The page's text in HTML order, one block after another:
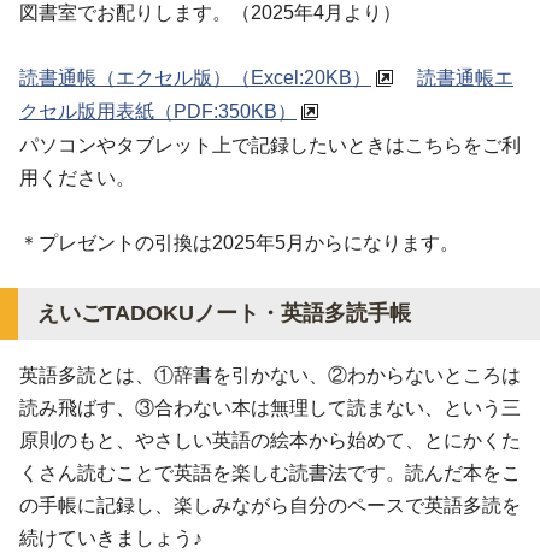
図書室でお配りします。（2025年4月より）
読書通帳（エクセル版） （Excel:20KB）
読書通帳エ
クセル版用表紙 （PDF:350KB）
パソコンやタブレット上で記録したいときはこちらをご利
用ください。
＊プレゼントの引換は2025年5月からになります。
えいごTADOKUノート ・ 英語多読手帳
英語多読とは、①辞書を引かない、②わからないところは
読み飛ばす、③合わない本は無理して読まない、という三
原則のもと、やさしい英語の絵本から始めて、とにかくた
くさん読むことで英語を楽しむ読書法です。読んだ本をこ
の手帳に記録し、楽しみながら自分のペースで英語多読を
続けていきましょう♪